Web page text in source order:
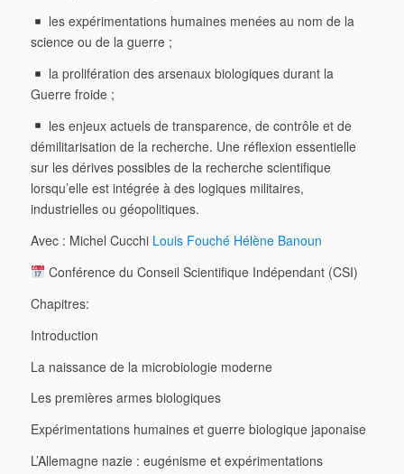
les expérimentations humaines menées au nom de la
science ou de la guerre ;
la prolifération des arsenaux biologiques durant la
Guerre froide ;
les enjeux actuels de transparence, de contrôle et de
démilitarisation de la recherche. Une réflexion essentielle
sur les dérives possibles de la recherche scientifique
lorsqu’elle est intégrée à des logiques militaires,
industrielles ou géopolitiques.
Avec : Michel Cucchi Louis Fouché Hélène Banoun
Conférence du Conseil Scientifique Indépendant (CSI)
Chapitres:
Introduction
La naissance de la microbiologie moderne
Les premières armes biologiques
Expérimentations humaines et guerre biologique japonaise
L’Allemagne nazie : eugénisme et expérimentations